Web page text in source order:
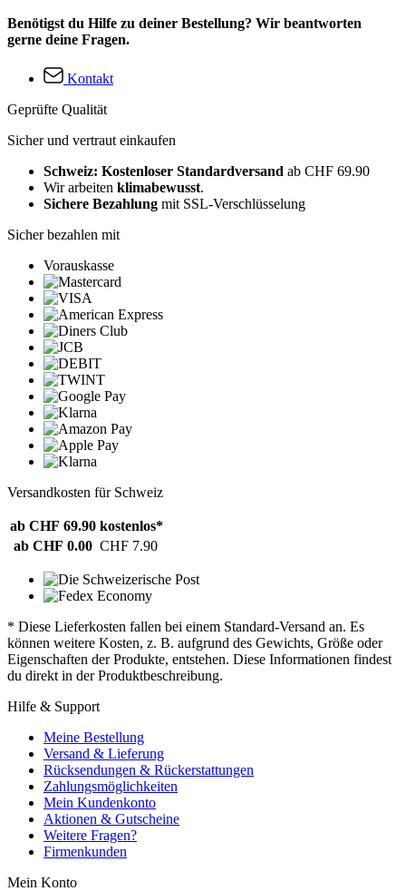
Benötigst du Hilfe zu deiner Bestellung? Wir beantworten
gerne deine Fragen.
Kontakt
Geprüfte Qualität
Sicher und vertraut einkaufen
Schweiz: Kostenloser Standardversand ab CHF 69.90
Wir arbeiten klimabewusst.
Sichere Bezahlung mit SSL-Verschlüsselung
Sicher bezahlen mit
Vorauskasse
Versandkosten für Schweiz
ab CHF 69.90 kostenlos*
ab CHF 0.00 CHF 7.90
* Diese Lieferkosten fallen bei einem Standard-Versand an. Es
können weitere Kosten, z. B. aufgrund des Gewichts, Größe oder
Eigenschaften der Produkte, entstehen. Diese Informationen findest
du direkt in der Produktbeschreibung.
Hilfe & Support
Meine Bestellung
Versand & Lieferung
Rücksendungen & Rückerstattungen
Zahlungsmöglichkeiten
Mein Kundenkonto
Aktionen & Gutscheine
Weitere Fragen?
Firmenkunden
Mein Konto